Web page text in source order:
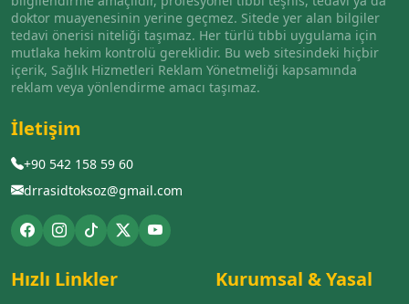
doktor muayenesinin yerine geçmez. Sitede yer alan bilgiler
tedavi önerisi niteliği taşımaz. Her türlü tıbbi uygulama için
mutlaka hekim kontrolü gereklidir. Bu web sitesindeki hiçbir
içerik, Sağlık Hizmetleri Reklam Yönetmeliği kapsamında
reklam veya yönlendirme amacı taşımaz.
İletişim
+90 542 158 59 60
drrasidtoksoz@gmail.com
Hızlı Linkler Kurumsal & Yasal